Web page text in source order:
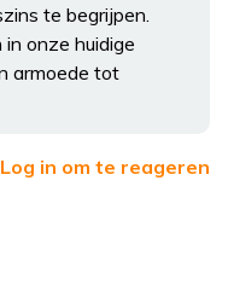
te begrijpen.
onze huidige
armoede tot
Log in om te reageren